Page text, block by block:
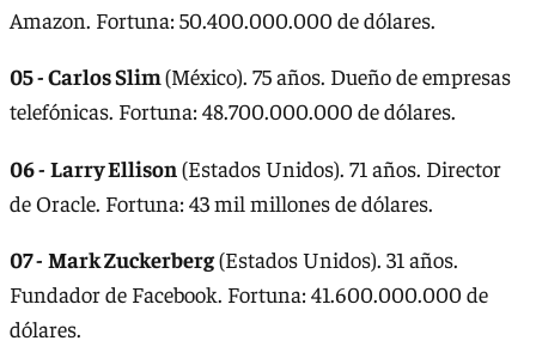
Amazon. Fortuna: 50.400.000.000 de dólares.
05 - Carlos Slim(México). 75 años. Dueño de empresas
telefónicas. Fortuna: 48.700.000.000 de dólares.
06 - Larry Ellison(Estados Unidos). 71 años. Director
de Oracle. Fortuna: 43 mil millones de dólares.
07 - Mark Zuckerberg(Estados Unidos). 31 años.
Fundador de Facebook. Fortuna: 41.600.000.000 de
dólares.